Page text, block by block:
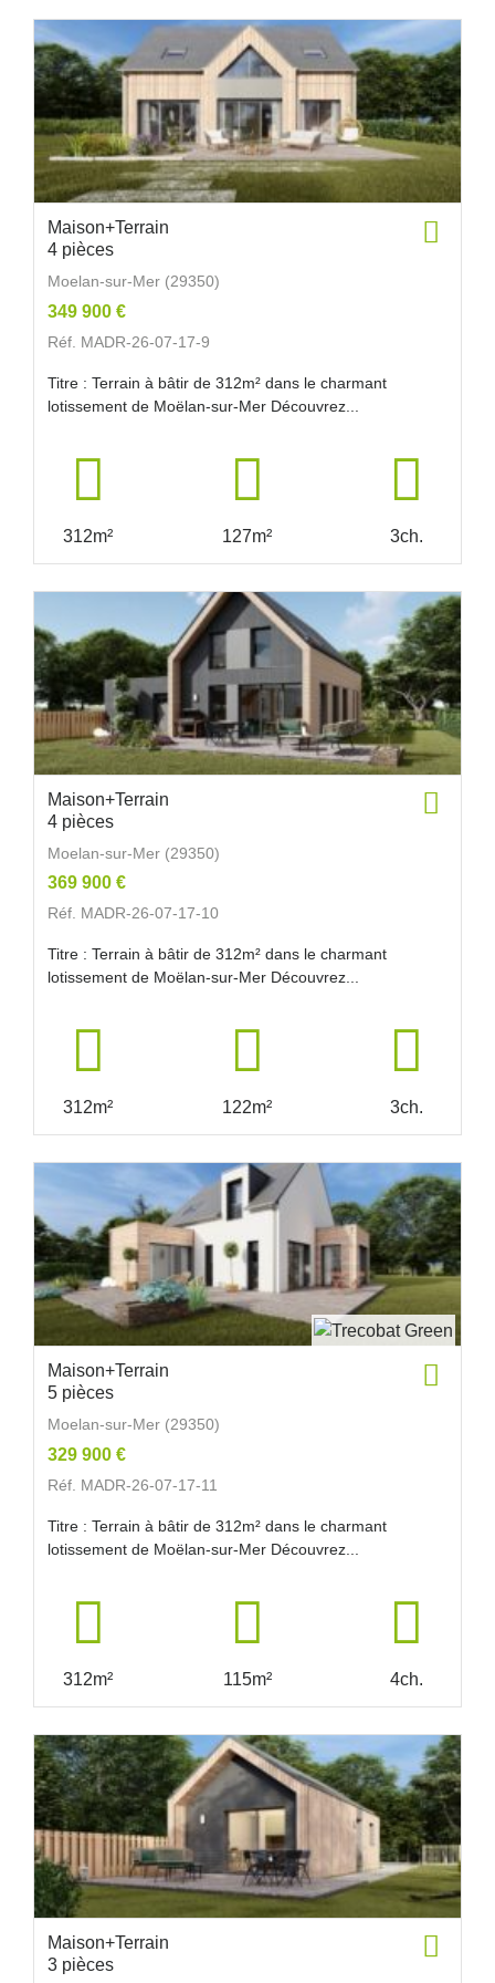
Maison+Terrain
4 pièces
Moelan-sur-Mer (29350)
349 900 €
Réf. MADR-26-07-17-9
Titre : Terrain à bâtir de 312m² dans le charmant
lotissement de Moëlan-sur-Mer Découvrez...
312m² 127m² 3ch.
Maison+Terrain
4 pièces
Moelan-sur-Mer (29350)
369 900 €
Réf. MADR-26-07-17-10
Titre : Terrain à bâtir de 312m² dans le charmant
lotissement de Moëlan-sur-Mer Découvrez...
312m² 122m² 3ch.
Maison+Terrain
5 pièces
Moelan-sur-Mer (29350)
329 900 €
Réf. MADR-26-07-17-11
Titre : Terrain à bâtir de 312m² dans le charmant
lotissement de Moëlan-sur-Mer Découvrez...
312m² 115m² 4ch.
Maison+Terrain
3 pièces